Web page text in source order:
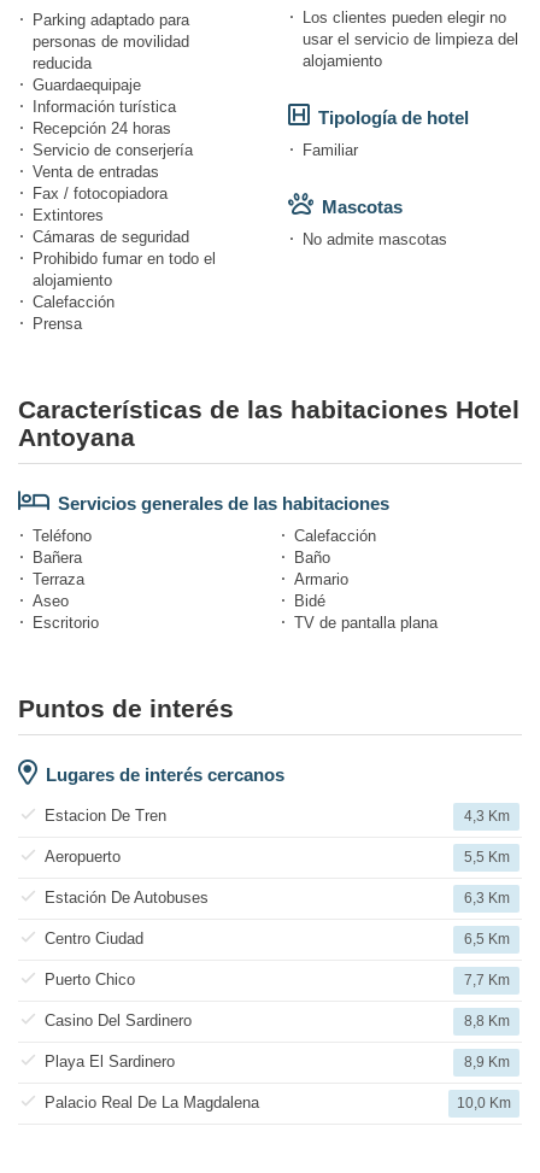
Parking adaptado para
personas de movilidad
reducida
Guardaequipaje
Información turística
Recepción 24 horas
Servicio de conserjería
Venta de entradas
Fax / fotocopiadora
Extintores
Cámaras de seguridad
Prohibido fumar en todo el
alojamiento
Calefacción
Prensa
Los clientes pueden elegir no
usar el servicio de limpieza del
alojamiento
Tipología de hotel
Familiar
Mascotas
No admite mascotas
Características de las habitaciones Hotel
Antoyana
Servicios generales de las habitaciones
Teléfono
Calefacción
Bañera
Baño
Terraza
Armario
Aseo
Bidé
Escritorio
TV de pantalla plana
Puntos de interés
Lugares de interés cercanos
Estacion De Tren 4,3 Km
Aeropuerto 5,5 Km
Estación De Autobuses 6,3 Km
Centro Ciudad 6,5 Km
Puerto Chico 7,7 Km
Casino Del Sardinero 8,8 Km
Playa El Sardinero 8,9 Km
Palacio Real De La Magdalena 10,0 Km